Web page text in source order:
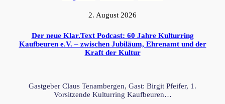
2. August 2026
Der neue Klar.Text Podcast: 60 Jahre Kulturring
Kaufbeuren e.V. – zwischen Jubiläum, Ehrenamt und der
Kraft der Kultur
Gastgeber Claus Tenambergen, Gast: Birgit Pfeifer, 1.
Vorsitzende Kulturring Kaufbeuren…